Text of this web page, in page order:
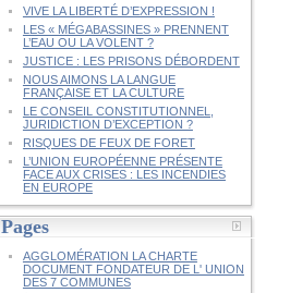
VIVE LA LIBERTÉ D’EXPRESSION !
LES « MÉGABASSINES » PRENNENT
L’EAU OU LA VOLENT ?
JUSTICE : LES PRISONS DÉBORDENT
NOUS AIMONS LA LANGUE
FRANÇAISE ET LA CULTURE
LE CONSEIL CONSTITUTIONNEL,
JURIDICTION D’EXCEPTION ?
RISQUES DE FEUX DE FORET
L’UNION EUROPÉENNE PRÉSENTE
FACE AUX CRISES : LES INCENDIES
EN EUROPE
Pages
AGGLOMÉRATION LA CHARTE
DOCUMENT FONDATEUR DE L' UNION
DES 7 COMMUNES